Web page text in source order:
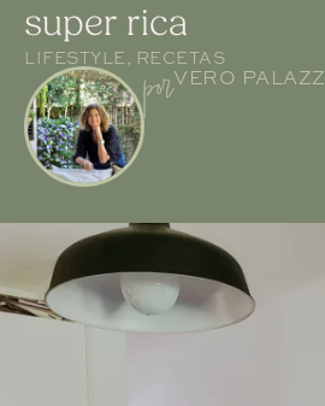
super rica
LIFESTYLE RECETAS
porVERO